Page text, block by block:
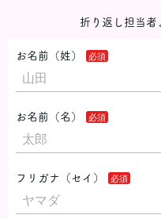
折り返し担当者
お名前（姓）
お名前（名）
フリガナ（セイ）